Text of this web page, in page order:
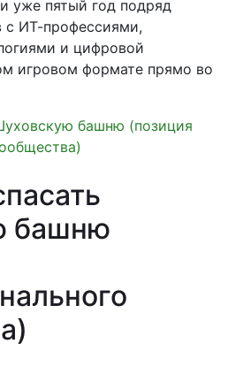
уже пятый год подряд
с ИТ-профессиями,
и цифровой
игровом формате прямо во
башню